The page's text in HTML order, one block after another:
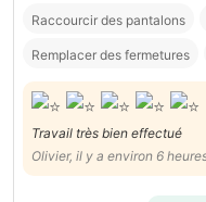
Raccourcir des pantalons
Remplacer des fermetures
Travail très bien effectué
Olivier, il y a environ 6